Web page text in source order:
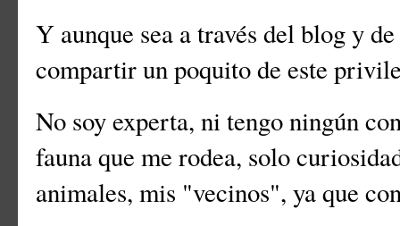
Y aunque sea a través del blog y
compartir un poquito de este
No soy experta, ni tengo ningún
fauna que me rodea, solo
animales, mis "vecinos", ya que